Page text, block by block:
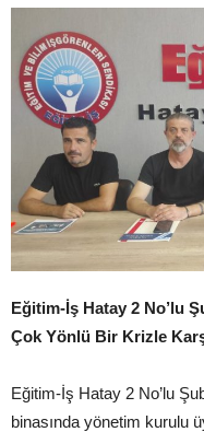
Eğitim-İş Hatay 2 No’lu
Çok Yönlü Bir Krizle
Eğitim-İş Hatay 2 No’lu
binasında yönetim kurulu